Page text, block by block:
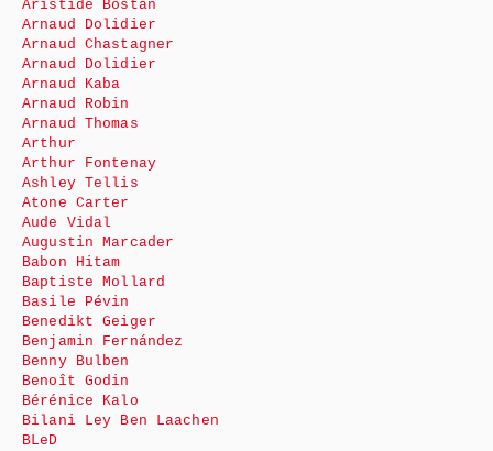
Aristide Bostan
Arnaud Dolidier
Arnaud Chastagner
Arnaud Dolidier
Arnaud Kaba
Arnaud Robin
Arnaud Thomas
Arthur
Arthur Fontenay
Ashley Tellis
Atone Carter
Aude Vidal
Augustin Marcader
Babon Hitam
Baptiste Mollard
Basile Pévin
Benedikt Geiger
Benjamin Fernández
Benny Bulben
Benoît Godin
Bérénice Kalo
Bilani Ley Ben Laachen
BLeD